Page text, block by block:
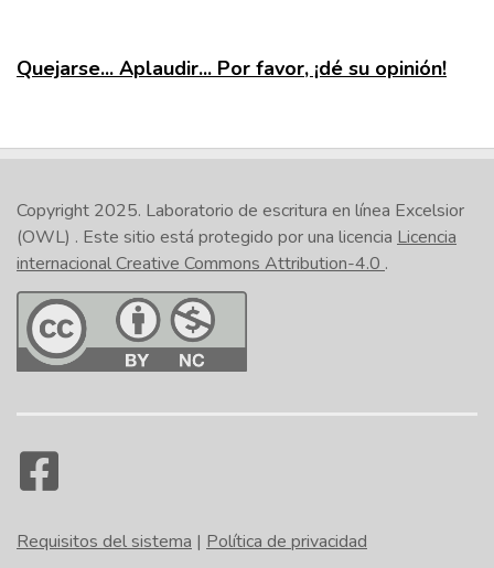
Quejarse... Aplaudir... Por favor, ¡dé su opinión!
Copyright 2025. Laboratorio de escritura en línea Excelsior
(OWL) . Este sitio está protegido por una licencia Licencia
internacional Creative Commons Attribution-4.0 .
Requisitos del sistema | Política de privacidad